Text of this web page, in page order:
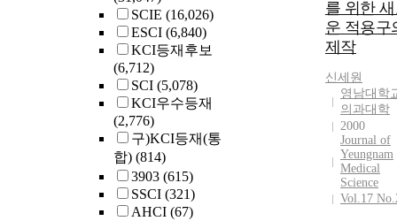
SCIE (16,026)
ESCI (6,840)
KCI등재후보
(6,712)
SCI (5,078)
KCI우수등재
(2,776)
구)KCI등재(통
합) (814)
3903 (615)
SSCI (321)
AHCI (67)
를 위한
운 적용구
제작
신세원
영남대학
의과대학
2000
Journal of
Yeungnam
Medical
Science
Vol.17